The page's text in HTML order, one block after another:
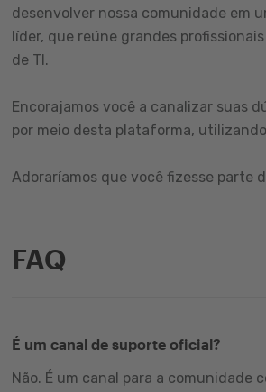
desenvolver nossa comunidade em
líder, que reúne grandes
de TI.
Encorajamos você a canalizar suas
por meio desta plataforma,
Adoraríamos que você fizesse parte
FAQ
É um canal de suporte oficial?
Não. É um canal para a comunidade